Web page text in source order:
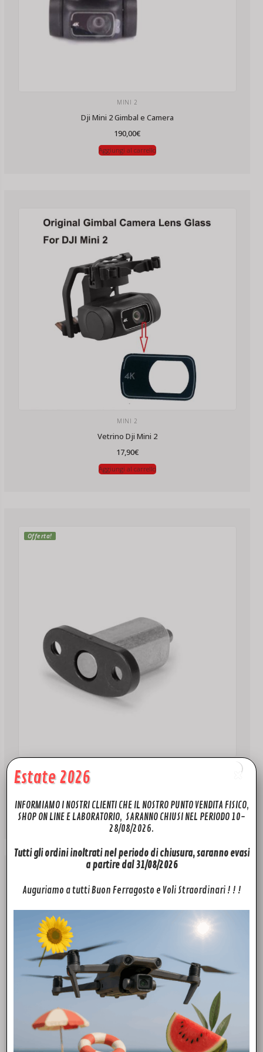
MINI 2
Dji Mini 2 Gimbal e Camera
190,00€
Aggiungi al carrello
MINI 2
Vetrino Dji Mini 2
17,90€
Aggiungi al carrello
Offerta!
Perno Braccio Anteriore DJI Mini 2
8,50€ Il
prezzo
originale
era:
8,50€.
5,00 €Il
prezzo
attuale
è:
5,00€.
Aggiungi al carrello
Estate 2026
INFORMIAMO I NOSTRI CLIENTI CHE IL NOSTRO PUNTO VENDITA FISICO,
SHOP ON LINE E LABORATORIO, SARANNO CHIUSI NEL PERIODO 10-
28/08/2026.
Tutti gli ordini inoltrati nel periodo di chiusura, saranno evasi
a partire dal 31/08/2026
Auguriamo a tutti Buon Ferragosto e Voli Straordinari ! ! !